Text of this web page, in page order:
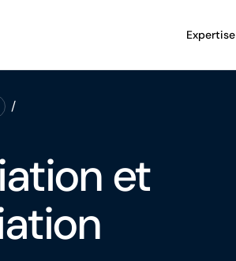
Expertise
et